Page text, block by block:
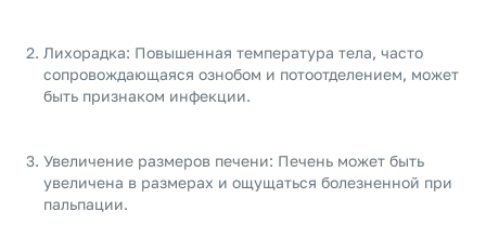
Лихорадка: Повышенная температура тела, часто
сопровождающаяся ознобом и потоотделением, может
быть признаком инфекции.
Увеличение размеров печени: Печень может быть
увеличена в размерах и ощущаться болезненной при
пальпации.